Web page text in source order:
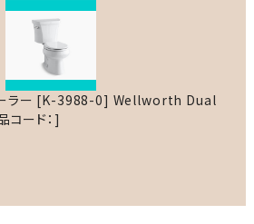
ーラー [K-3988-0] Wellworth Dual
ード：]